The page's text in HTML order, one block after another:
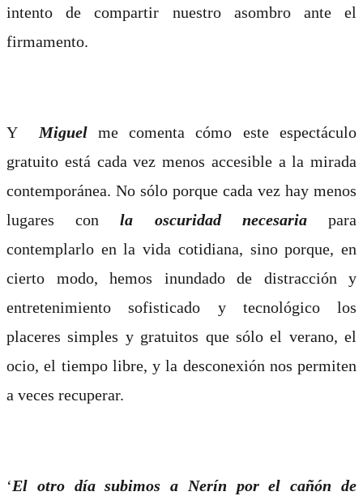
intento de compartir nuestro asombro ante el
firmamento.
Y Miguelme comenta cómo este espectáculo
gratuito está cada vez menos accesible a la mirada
contemporánea. No sólo porque cada vez hay menos
lugares conla oscuridad necesariapara
contemplarlo en la vida cotidiana, sino porque, en
cierto modo, hemos inundado de distracción y
entretenimiento sofisticado y tecnológico los
placeres simples y gratuitos que sólo el verano, el
ocio, el tiempo libre, y la desconexión nos permiten
a veces recuperar.
‘El otro día subimos a Nerín por el cañón de